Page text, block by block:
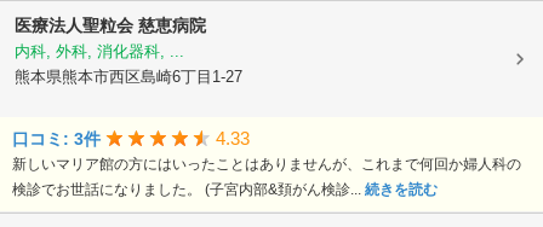
医療法人聖粒会 慈恵病院
内科, 外科, 消化器科, ...
熊本県熊本市西区島崎6丁目1-27
口コミ: 3件 4.33
新しいマリア館の方にはいったことはありませんが、これまで何回か婦人科の
検診でお世話になりました。 (子宮内部&頚がん検診... 続きを読む